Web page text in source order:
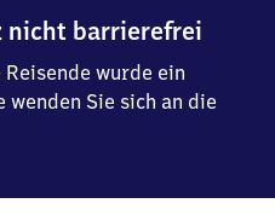
nicht barrierefrei
wurde ein
Sie sich an die